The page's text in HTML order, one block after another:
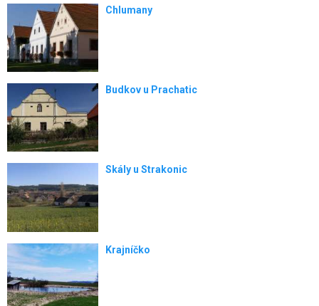
Chlumany
Budkov u Prachatic
Skály u Strakonic
Krajníčko